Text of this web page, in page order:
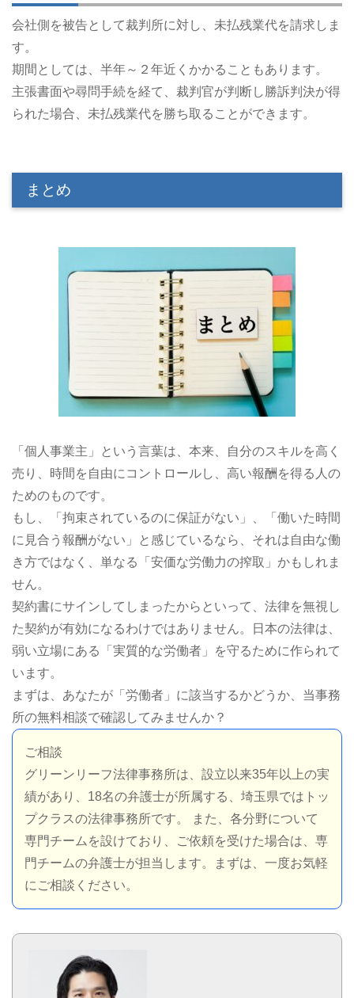
会社側を被告として裁判所に対し、未払残業代を請求しま
す。
期間としては、半年～２年近くかかることもあります。
主張書面や尋問手続を経て、裁判官が判断し勝訴判決が得
られた場合、未払残業代を勝ち取ることができます。
まとめ
「個人事業主」という言葉は、本来、自分のスキルを高く
売り、時間を自由にコントロールし、高い報酬を得る人の
ためのものです。
もし、「拘束されているのに保証がない」、「働いた時間
に見合う報酬がない」と感じているなら、それは自由な働
き方ではなく、単なる「安価な労働力の搾取」かもしれま
せん。
契約書にサインしてしまったからといって、法律を無視し
た契約が有効になるわけではありません。日本の法律は、
弱い立場にある「実質的な労働者」を守るために作られて
います。
まずは、あなたが「労働者」に該当するかどうか、当事務
所の無料相談で確認してみませんか？
ご相談
グリーンリーフ法律事務所は、設立以来35年以上の実
績があり、18名の弁護士が所属する、埼玉県ではトッ
プクラスの法律事務所です。 また、各分野について
専門チームを設けており、ご依頼を受けた場合は、専
門チームの弁護士が担当します。まずは、一度お気軽
にご相談ください。